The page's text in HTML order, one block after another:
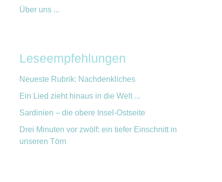
Über uns ...
Leseempfehlungen
Neueste Rubrik: Nachdenkliches
Ein Lied zieht hinaus in die Welt ...
Sardinien – die obere Insel-Ostseite
Drei Minuten vor zwölf: ein tiefer Einschnitt in
unseren Törn